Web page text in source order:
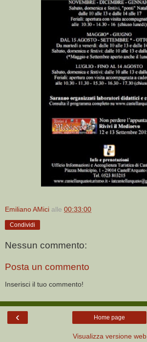
Emiliano AMici alle 00:33:00
Condividi
Nessun commento:
Posta un commento
Inserisci il tuo commento!
‹ Home page
Visualizza versione web